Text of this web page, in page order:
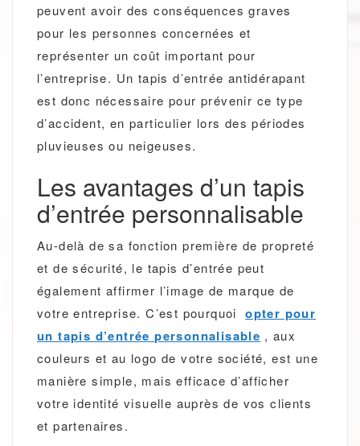
peuvent avoir des conséquences graves
pour les personnes concernées et
représenter un coût important pour
l’entreprise. Un tapis d’entrée antidérapant
est donc nécessaire pour prévenir ce type
d’accident, en particulier lors des périodes
pluvieuses ou neigeuses.
Les avantages d’un tapis
d’entrée personnalisable
Au-delà de sa fonction première de propreté
et de sécurité, le tapis d’entrée peut
également affirmer l’image de marque de
votre entreprise. C’est pourquoi opter pour
un tapis d’entrée personnalisable , aux
couleurs et au logo de votre société, est une
manière simple, mais efficace d’afficher
votre identité visuelle auprès de vos clients
et partenaires.